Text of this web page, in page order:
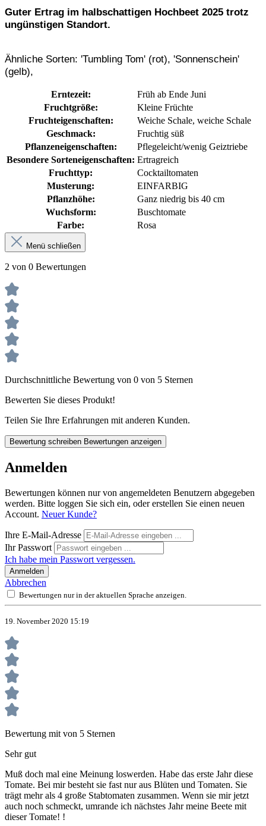
Guter Ertrag im halbschattigen Hochbeet 2025 trotz
ungünstigen Standort.
Ähnliche Sorten: 'Tumbling Tom' (rot), 'Sonnenschein'
(gelb),
Erntezeit:
Früh ab Ende Juni
Fruchtgröße:
Kleine Früchte
Fruchteigenschaften:
Weiche Schale, weiche Schale
Geschmack:
Fruchtig süß
Pflanzeneigenschaften:
Pflegeleicht/wenig Geiztriebe
Besondere Sorteneigenschaften: Ertragreich
Fruchttyp:
Cocktailtomaten
Musterung:
EINFARBIG
Pflanzhöhe:
Ganz niedrig bis 40 cm
Wuchsform:
Buschtomate
Farbe:
Rosa
Menü schließen
2 von 0 Bewertungen
Durchschnittliche Bewertung von 0 von 5 Sternen
Bewerten Sie dieses Produkt!
Teilen Sie Ihre Erfahrungen mit anderen Kunden.
Bewertung schreiben Bewertungen anzeigen
Anmelden
Bewertungen können nur von angemeldeten Benutzern abgegeben
werden. Bitte loggen Sie sich ein, oder erstellen Sie einen neuen
Account. Neuer Kunde?
Ihre E-Mail-Adresse
Ihr Passwort
Ich habe mein Passwort vergessen.
Anmelden
Abbrechen
Bewertungen nur in der aktuellen Sprache anzeigen.
19. November 2020 15:19
Bewertung mit von 5 Sternen
Sehr gut
Muß doch mal eine Meinung loswerden. Habe das erste Jahr diese
Tomate. Bei mir besteht sie fast nur aus Blüten und Tomaten. Sie
trägt mehr als 4 große Stabtomaten zusammen. Wenn sie mir jetzt
auch noch schmeckt, umrande ich nächstes Jahr meine Beete mit
dieser Tomate! !